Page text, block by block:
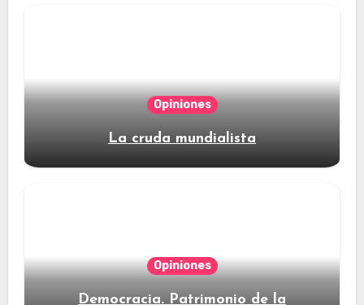
Opiniones
La cruda mundialista
Opiniones
Democracia. Patrimonio de la